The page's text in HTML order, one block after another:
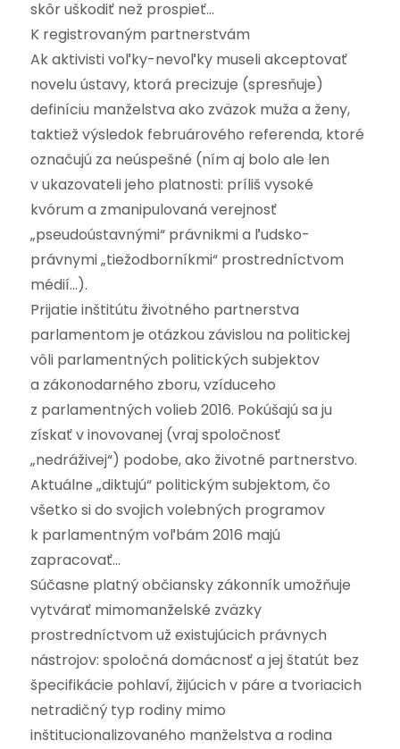
skôr uškodiť než prospieť…
K registrovaným partnerstvám
Ak aktivisti voľky-nevoľky museli akceptovať
novelu ústavy, ktorá precizuje (spresňuje)
definíciu manželstva ako zväzok muža a ženy,
taktiež výsledok februárového referenda, ktoré
označujú za neúspešné (ním aj bolo ale len
v ukazovateli jeho platnosti: príliš vysoké
kvórum a zmanipulovaná verejnosť
„pseudoústavnými“ právnikmi a ľudsko-
právnymi „tiežodborníkmi“ prostredníctvom
médií…).
Prijatie inštitútu životného partnerstva
parlamentom je otázkou závislou na politickej
vôli parlamentných politických subjektov
a zákonodarného zboru, vzíduceho
z parlamentných volieb 2016. Pokúšajú sa ju
získať v inovovanej (vraj spoločnosť
„nedráživej“) podobe, ako životné partnerstvo.
Aktuálne „diktujú“ politickým subjektom, čo
všetko si do svojich volebných programov
k parlamentným voľbám 2016 majú
zapracovať…
Súčasne platný občiansky zákonník umožňuje
vytvárať mimomanželské zväzky
prostredníctvom už existujúcich právnych
nástrojov: spoločná domácnosť a jej štatút bez
špecifikácie pohlaví, žijúcich v páre a tvoriacich
netradičný typ rodiny mimo
inštitucionalizovaného manželstva a rodina